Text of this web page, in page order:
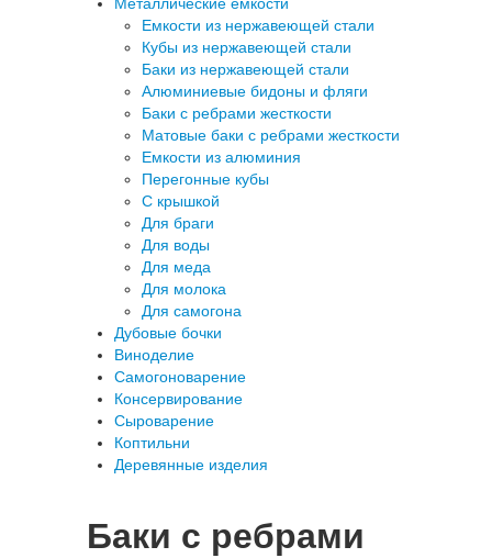
Металлические емкости
Емкости из нержавеющей стали
Кубы из нержавеющей стали
Баки из нержавеющей стали
Алюминиевые бидоны и фляги
Баки с ребрами жесткости
Матовые баки с ребрами жесткости
Емкости из алюминия
Перегонные кубы
C крышкой
Для браги
Для воды
Для меда
Для молока
Для самогона
Дубовые бочки
Виноделие
Самогоноварение
Консервирование
Сыроварение
Коптильни
Деревянные изделия
Баки с ребрами